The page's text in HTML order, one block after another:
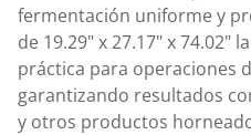
fermentación uniforme y
de 19.29" x 27.17" x 74.02"
práctica para operaciones
garantizando resultados
y otros productos